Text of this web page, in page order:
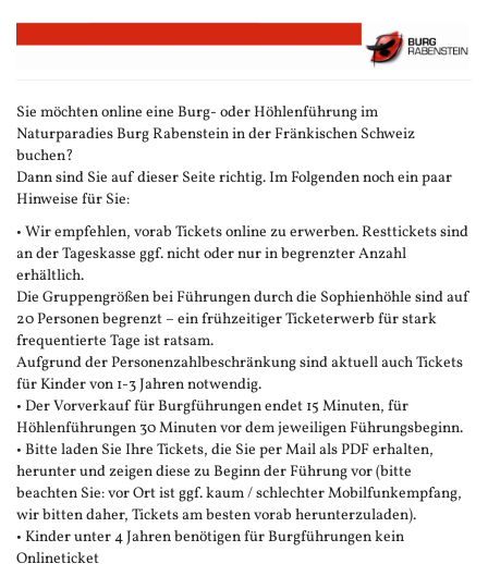
Zum
Haupt-
Sie möchten online eine Burg- oder Höhlenführung im
Naturparadies Burg Rabenstein in der Fränkischen Schweiz
buchen?
Dann sind Sie auf dieser Seite richtig. Im Folgenden noch ein paar
Hinweise für Sie:
• Wir empfehlen, vorab Tickets online zu erwerben. Resttickets sind
an der Tageskasse ggf. nicht oder nur in begrenzter Anzahl
erhältlich.
Die Gruppengrößen bei Führungen durch die Sophienhöhle sind auf
20 Personen begrenzt – ein frühzeitiger Ticketerwerb für stark
frequentierte Tage ist ratsam.
Aufgrund der Personenzahlbeschränkung sind aktuell auch Tickets
für Kinder von 1-3 Jahren notwendig.
• Der Vorverkauf für Burgführungen endet 15 Minuten, für
Höhlenführungen 30 Minuten vor dem jeweiligen Führungsbeginn.
• Bitte laden Sie Ihre Tickets, die Sie per Mail als PDF erhalten,
herunter und zeigen diese zu Beginn der Führung vor (bitte
beachten Sie: vor Ort ist ggf. kaum / schlechter Mobilfunkempfang,
wir bitten daher, Tickets am besten vorab herunterzuladen).
• Kinder unter 4 Jahren benötigen für Burgführungen kein
Onlineticket